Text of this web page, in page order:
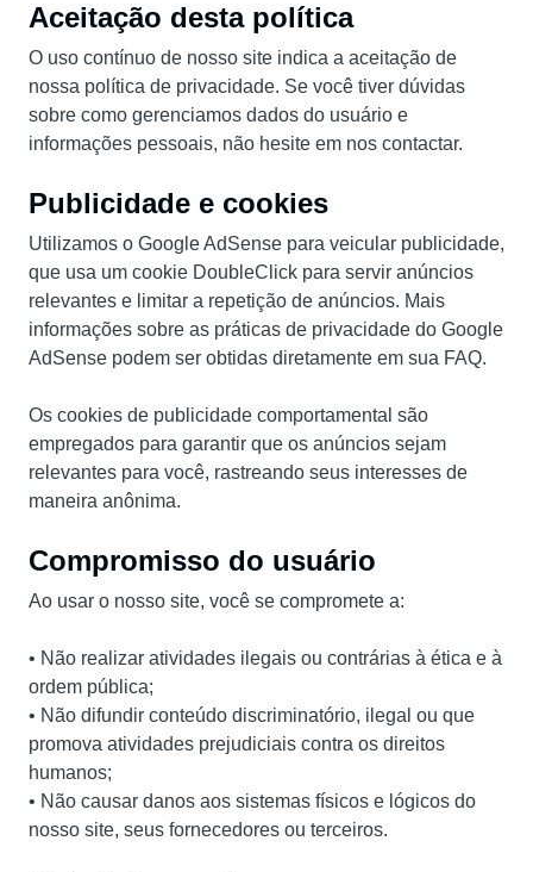
Aceitação desta política
O uso contínuo de nosso site indica a aceitação de
nossa política de privacidade. Se você tiver dúvidas
sobre como gerenciamos dados do usuário e
informações pessoais, não hesite em nos contactar.
Publicidade e cookies
Utilizamos o Google AdSense para veicular publicidade,
que usa um cookie DoubleClick para servir anúncios
relevantes e limitar a repetição de anúncios. Mais
informações sobre as práticas de privacidade do Google
AdSense podem ser obtidas diretamente em sua FAQ.
Os cookies de publicidade comportamental são
empregados para garantir que os anúncios sejam
relevantes para você, rastreando seus interesses de
maneira anônima.
Compromisso do usuário
Ao usar o nosso site, você se compromete a:
• Não realizar atividades ilegais ou contrárias à ética e à
ordem pública;
• Não difundir conteúdo discriminatório, ilegal ou que
promova atividades prejudiciais contra os direitos
humanos;
• Não causar danos aos sistemas físicos e lógicos do
nosso site, seus fornecedores ou terceiros.